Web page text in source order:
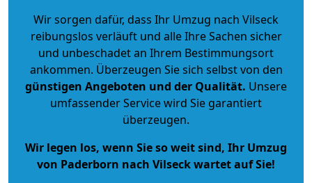
Wir sorgen dafür, dass Ihr Umzug nach Vilseck
reibungslos verläuft und alle Ihre Sachen sicher
und unbeschadet an Ihrem Bestimmungsort
ankommen. Überzeugen Sie sich selbst von den
günstigen Angeboten und der Qualität. Unsere
umfassender Service wird Sie garantiert
überzeugen.
Wir legen los, wenn Sie so weit sind, Ihr Umzug
von Paderborn nach Vilseck wartet auf Sie!